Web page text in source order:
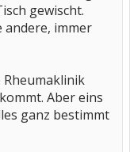
gewischt.
andere, immer
Rheumaklinik
Aber eins
ganz bestimmt